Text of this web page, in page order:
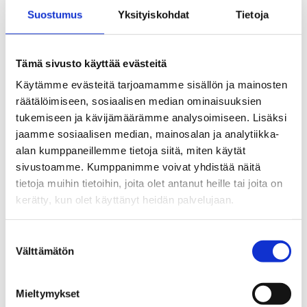
Suostumus Yksityiskohdat Tietoja
Tämä sivusto käyttää evästeitä
Käytämme evästeitä tarjoamamme sisällön ja mainosten
räätälöimiseen, sosiaalisen median ominaisuuksien
tukemiseen ja kävijämäärämme analysoimiseen. Lisäksi
jaamme sosiaalisen median, mainosalan ja analytiikka-
alan kumppaneillemme tietoja siitä, miten käytät
sivustoamme. Kumppanimme voivat yhdistää näitä
tietoja muihin tietoihin, joita olet antanut heille tai joita on
kerätty, kun olet käyttänyt heidän palvelujaan.
valinta
Välttämätön
Mieltymykset
EHYT julkaisee useaa uutiskirjettä. Uutiskirjeissä kerromme
ehkäisevän päihdetyön kentällä.
Ota yhteyttä!
050 309 0932